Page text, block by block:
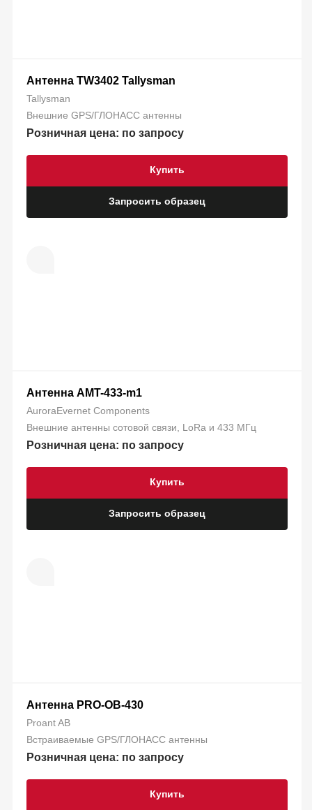
Антенна TW3402 Tallysman
Tallysman
Внешние GPS/ГЛОНАСС антенны
Розничная цена: по запросу
Запросить образец
Купить
Антенна AMT-433-m1
AuroraEvernet Components
Внешние антенны сотовой связи, LoRa и 433 МГц
Розничная цена: по запросу
Запросить образец
Купить
Антенна PRO-OB-430
Proant AB
Встраиваемые GPS/ГЛОНАСС антенны
Розничная цена: по запросу
Купить